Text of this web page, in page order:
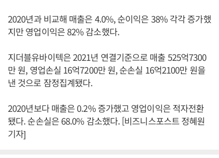
2020년과 비교해 매출은 4.0%, 순이익은 38% 각각 증가했
지만 영업이익은 82% 감소했다.
지더블유바이텍은 2021년 연결기준으로 매출 525억7300
만 원, 영업손실 16억7200만 원, 순손실 16억2100만 원을
낸 것으로 잠정집계됐다.
2020년보다 매출은 0.2% 증가했고 영업이익은 적자전환
됐다. 순손실은 68.0% 감소했다. [비즈니스포스트 정혜원
기자]